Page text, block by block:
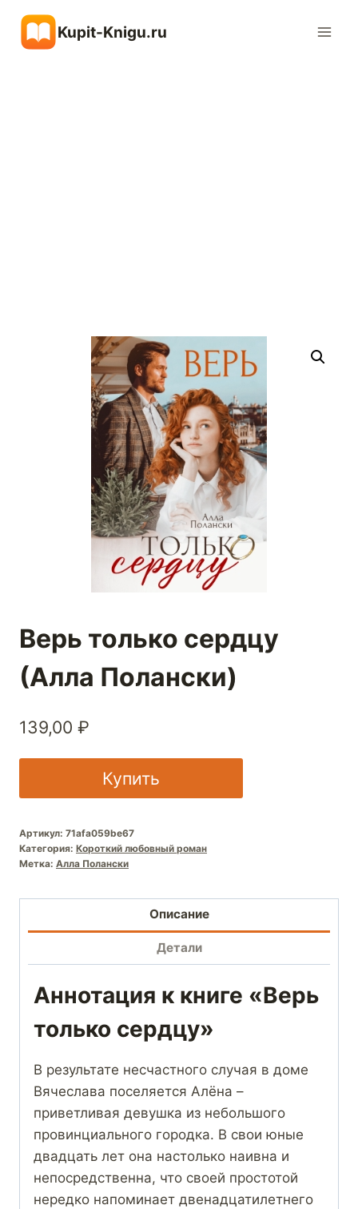
содержимому
Kupit-Knigu.ru
Верь только сердцу
(Алла Полански)
139,00 ₽
Купить
Артикул: 71afa059be67
Категория: Короткий любовный роман
Метка: Алла Полански
Описание
Детали
Аннотация к книге «Верь
только сердцу»
В результате несчастного случая в доме
Вячеслава поселяется Алёна –
приветливая девушка из небольшого
провинциального городка. В свои юные
двадцать лет она настолько наивна и
непосредственна, что своей простотой
нередко напоминает двенадцатилетнего